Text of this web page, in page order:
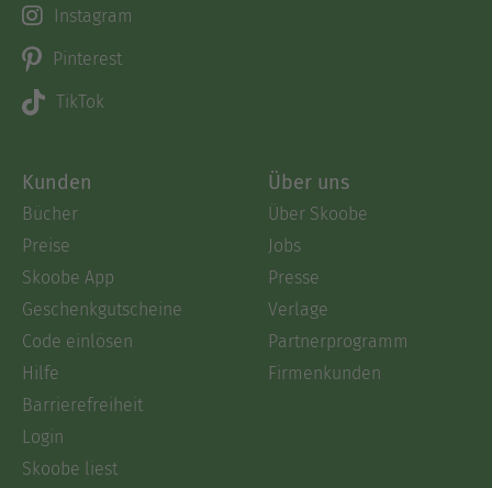
Instagram
Pinterest
TikTok
Kunden
Bücher
Preise
Skoobe App
Geschenkgutscheine
Code einlösen
Hilfe
Barrierefreiheit
Login
Skoobe liest
Über uns
Über Skoobe
Jobs
Presse
Verlage
Partnerprogramm
Firmenkunden